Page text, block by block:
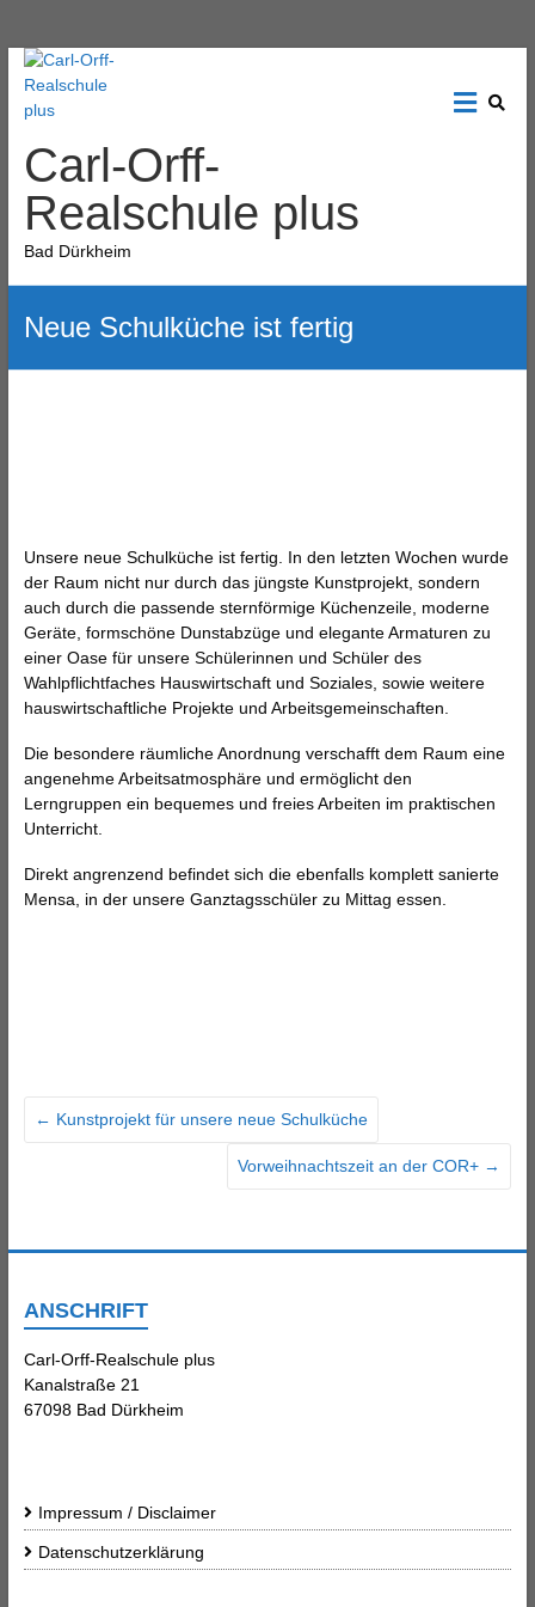
Carl-Orff-
Realschule plus
Bad Dürkheim
Neue Schulküche ist fertig
Unsere neue Schulküche ist fertig. In den letzten Wochen wurde
der Raum nicht nur durch das jüngste Kunstprojekt, sondern
auch durch die passende sternförmige Küchenzeile, moderne
Geräte, formschöne Dunstabzüge und elegante Armaturen zu
einer Oase für unsere Schülerinnen und Schüler des
Wahlpflichtfaches Hauswirtschaft und Soziales, sowie weitere
hauswirtschaftliche Projekte und Arbeitsgemeinschaften.
Die besondere räumliche Anordnung verschafft dem Raum eine
angenehme Arbeitsatmosphäre und ermöglicht den
Lerngruppen ein bequemes und freies Arbeiten im praktischen
Unterricht.
Direkt angrenzend befindet sich die ebenfalls komplett sanierte
Mensa, in der unsere Ganztagsschüler zu Mittag essen.
← Kunstprojekt für unsere neue Schulküche
Vorweihnachtszeit an der COR+ →
ANSCHRIFT
Carl-Orff-Realschule plus
Kanalstraße 21
67098 Bad Dürkheim
Impressum / Disclaimer
Datenschutzerklärung